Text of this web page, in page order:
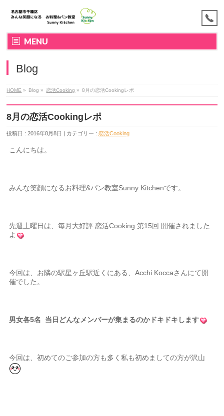
MENU
Blog
HOME » Blog » 恋活Cooking » 8月の恋活Cookingレポ
8月の恋活Cookingレポ
投稿日 : 2016年8月8日 | カテゴリー :恋活Cooking
こんにちは。
みんな笑顔になるお料理&パン教室Sunny Kitchenです。
先週土曜日は、毎月大好評 恋活Cooking 第15回 開催されました
よ
今回は、お隣の駅星ヶ丘駅近くにある、Acchi Koccaさんにて開
催でした。
男女各5名 当日どんなメンバーが集まるのかドキドキします
今回は、初めてのご参加の方も多く私も初めましての方が沢山